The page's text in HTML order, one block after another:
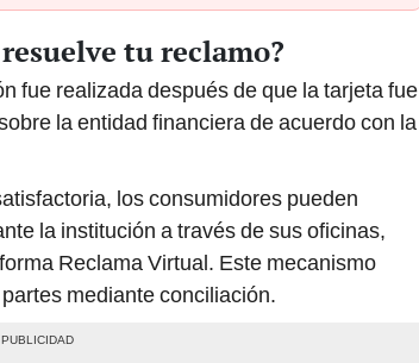
tu reclamo?
fue realizada después de que la tarjeta fue
la entidad financiera de acuerdo con la
los consumidores pueden
la institución a través de sus oficinas,
Reclama Virtual. Este mecanismo
mediante conciliación.